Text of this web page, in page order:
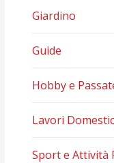
Giardino
Guide
Hobby e
Lavori
Sport e Attività